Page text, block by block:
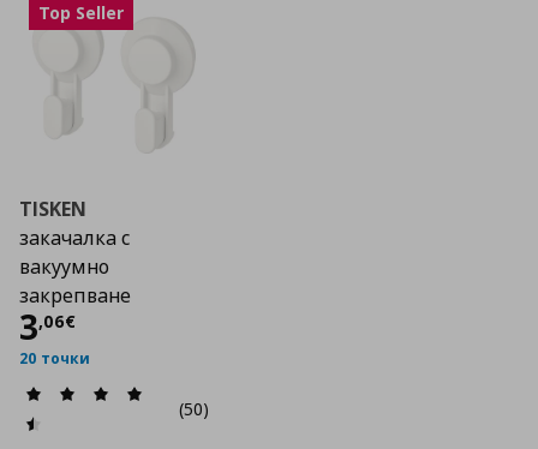
Top Seller
TISKEN
закачалка с
вакуумно
закрепване
3,06€
Цена
20 точки
(50)